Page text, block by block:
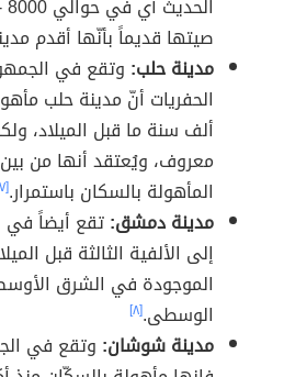
صيتها قديماً بأنّها أقدم
مدينة حلب: وتقع في
الحفريات أنّ مدينة حلب
ألف سنة ما قبل الميلاد،
معروف، ويُعتقد أنها من
المأهولة بالسكان باستمرار.[٧]
مدينة دمشق:تقع أيضاً في
إلى الألفية الثالثة قبل
الموجودة في الشرق
الوسطى.[٨]
مدينة شوشان: وتقع في